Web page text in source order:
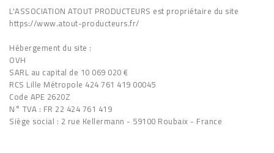
L'ASSOCIATION ATOUT PRODUCTEURS est propriétaire du site
https://www.atout-producteurs.fr/
Hébergement du site :
OVH
SARL au capital de 10 069 020 €
RCS Lille Métropole 424 761 419 00045
Code APE 2620Z
N° TVA : FR 22 424 761 419
Siège social : 2 rue Kellermann - 59100 Roubaix - France